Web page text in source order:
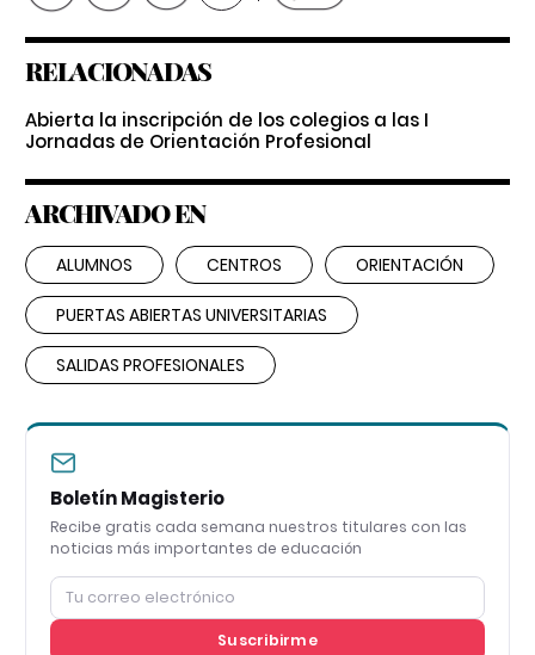
RELACIONADAS
Abierta la inscripción de los colegios a las I
Jornadas de Orientación Profesional
ARCHIVADO EN
ALUMNOS CENTROS ORIENTACIÓN
PUERTAS ABIERTAS UNIVERSITARIAS
SALIDAS PROFESIONALES
Boletín Magisterio
Recibe gratis cada semana nuestros titulares con las
noticias más importantes de educación
Suscribirme